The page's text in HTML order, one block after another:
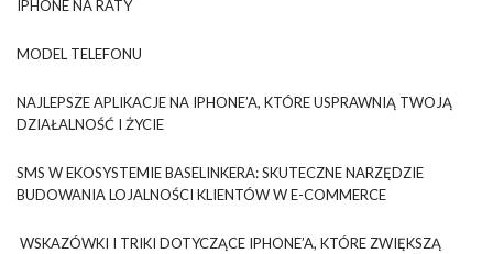
IPHONE NA RATY
MODEL TELEFONU
NAJLEPSZE APLIKACJE NA IPHONE’A, KTÓRE USPRAWNIĄ TWOJĄ
DZIAŁALNOŚĆ I ŻYCIE
SMS W EKOSYSTEMIE BASELINKERA: SKUTECZNE NARZĘDZIE
BUDOWANIA LOJALNOŚCI KLIENTÓW W E-COMMERCE
WSKAZÓWKI I TRIKI DOTYCZĄCE IPHONE’A, KTÓRE ZWIĘKSZĄ